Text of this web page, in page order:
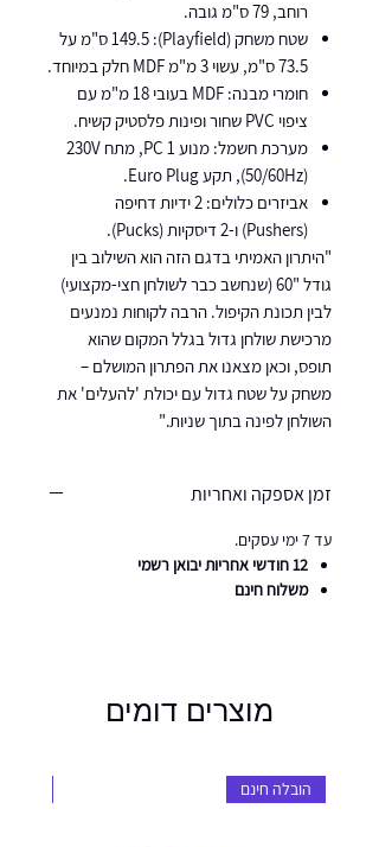
רוחב, 79 ס"מ גובה.
שטח משחק (Playfield): 149.5 ס"מ על
73.5 ס"מ, עשוי 3 מ"מ MDF חלק במיוחד.
חומרי מבנה: MDF בעובי 18 מ"מ עם
ציפוי PVC שחור ופינות פלסטיק קשיח.
מערכת חשמל: מנוע 1 PC, מתח 230V
(50/60Hz), תקע Euro Plug.
אביזרים כלולים: 2 ידיות דחיפה
(Pushers) ו-2 דיסקיות (Pucks).
"היתרון האמיתי בדגם הזה הוא השילוב בין
גודל "60 (שנחשב כבר לשולחן חצי-מקצועי)
לבין תכונת הקיפול. הרבה לקוחות נמנעים
מרכישת שולחן גדול בגלל המקום שהוא
תופס, וכאן מצאנו את הפתרון המושלם –
משחק על שטח גדול עם יכולת 'להעלים' את
השולחן לפינה בתוך שניות."
זמן אספקה ואחריות
עד 7 ימי עסקים.
12 חודשי אחריות יבואן רשמי
​​​​​​​משלוח חינם
מוצרים דומים
הובלה חינם